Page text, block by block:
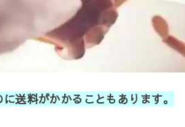
送料がかかることもあります。